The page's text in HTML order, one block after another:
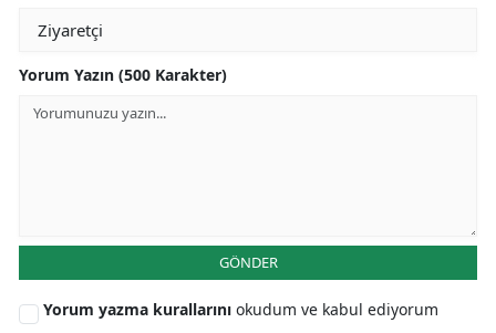
Yorum Yazın (500 Karakter)
GÖNDER
Yorum yazma kurallarını okudum ve kabul ediyorum